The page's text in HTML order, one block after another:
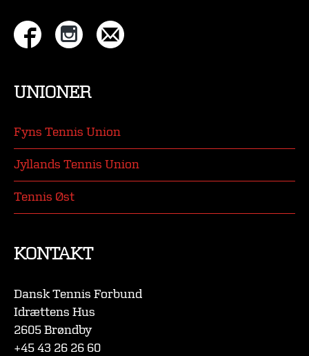
UNIONER
Fyns Tennis Union
Jyllands Tennis Union
Tennis Øst
KONTAKT
Dansk Tennis Forbund
Idrættens Hus
2605 Brøndby
+45 43 26 26 60